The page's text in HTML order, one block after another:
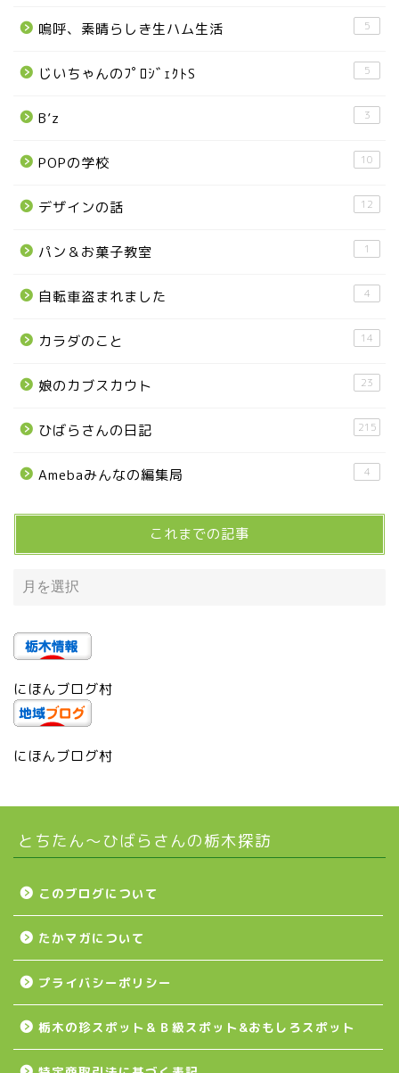
嗚呼、素晴らしき生ハム生活 5
じいちゃんのﾌﾟﾛｼﾞｪｸﾄS 5
B’z 3
POPの学校 10
デザインの話 12
パン＆お菓子教室 1
自転車盗まれました 4
カラダのこと 14
娘のカブスカウト 23
ひばらさんの日記 215
Amebaみんなの編集局 4
これまでの記事
にほんブログ村
にほんブログ村
とちたん〜ひばらさんの栃木探訪
このブログについて
たかマガについて
プライバシーポリシー
栃木の珍スポット＆Ｂ級スポット&おもしろスポット
宇都宮の震災後の様子